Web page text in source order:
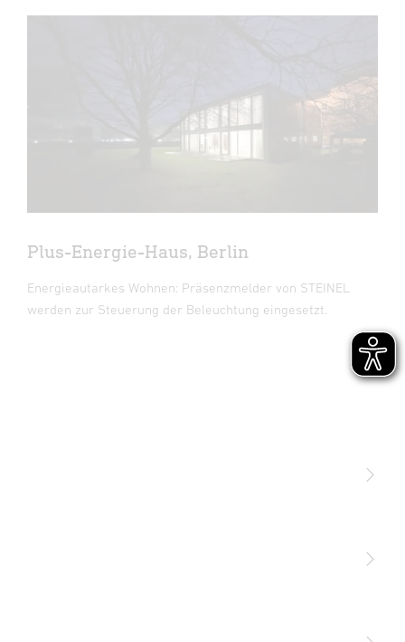
Plus-Energie-Haus, Berlin
Energieautarkes Wohnen: Präsenzmelder von STEINEL
werden zur Steuerung der Beleuchtung eingesetzt.